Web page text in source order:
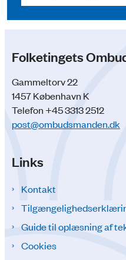
Folketingets
Gammeltorv 22
1457 København K
Telefon +45 3313 2512
post@ombudsmanden.dk
Links
Kontakt
Guide til oplæsning af
Cookies